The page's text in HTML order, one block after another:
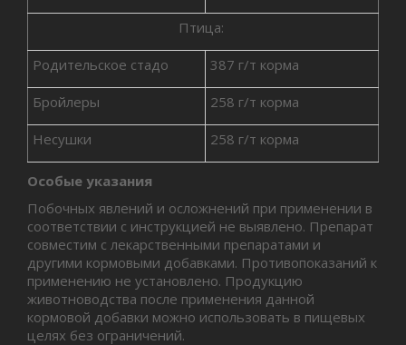
Птица:
Родительское стадо 387 г/т корма
Бройлеры 258 г/т корма
Несушки 258 г/т корма
Особые указания
Побочных явлений и осложнений при применении в
соответствии с инструкцией не выявлено. Препарат
совместим с лекарственными препаратами и
другими кормовыми добавками. Противопоказаний к
применению не установлено. Продукцию
животноводства после применения данной
кормовой добавки можно использовать в пищевых
целях без ограничений.